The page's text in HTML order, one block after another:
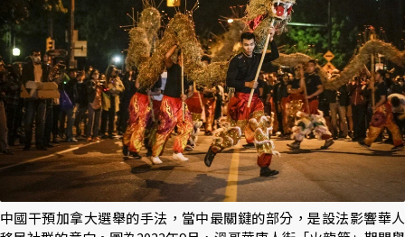
中國干預加拿大選舉的手法，當中最關鍵的部分，是設法影響華人